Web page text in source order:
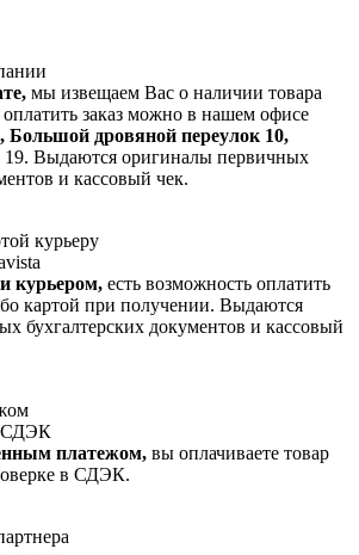
мы извещаем Вас о наличии товара
оплатить заказ можно в нашем офисе
Большой дровяной переулок 10,
19. Выдаются оригиналы первичных
и кассовый чек.
курьеру
курьером, есть возможность оплатить
картой при получении. Выдаются
бухгалтерских документов и кассовый
СДЭК
платежом, вы оплачиваете товар
в СДЭК.